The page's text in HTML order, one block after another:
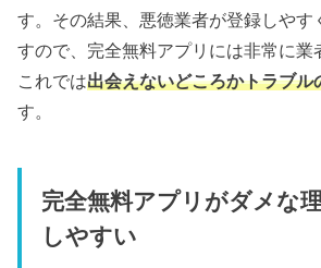
す。その結果、悪徳業者が登録しやす
すので、完全無料アプリには非常に業
これでは出会えないどころかトラブル
す。
完全無料アプリがダメな
しやすい